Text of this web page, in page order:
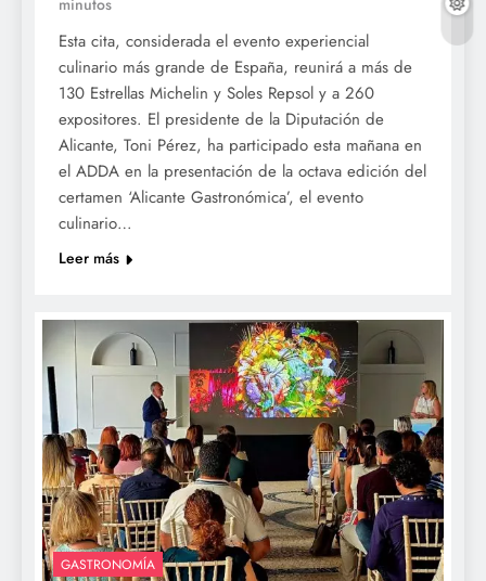
minutos
Esta cita, considerada el evento experiencial
culinario más grande de España, reunirá a más de
130 Estrellas Michelin y Soles Repsol y a 260
expositores. El presidente de la Diputación de
Alicante, Toni Pérez, ha participado esta mañana en
el ADDA en la presentación de la octava edición del
certamen ‘Alicante Gastronómica’, el evento
culinario…
Leer más
GASTRONOMÍA